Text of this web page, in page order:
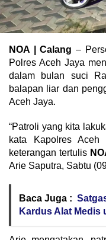
NOA | Calang –
Polres Aceh Jaya
dalam bulan suci
balapan liar dan
Aceh Jaya.
“Patroli yang kita
kata Kapolres
keterangan tertulis
Arie Saputra, Sabtu
Baca Juga :
Kardus Alat Medis